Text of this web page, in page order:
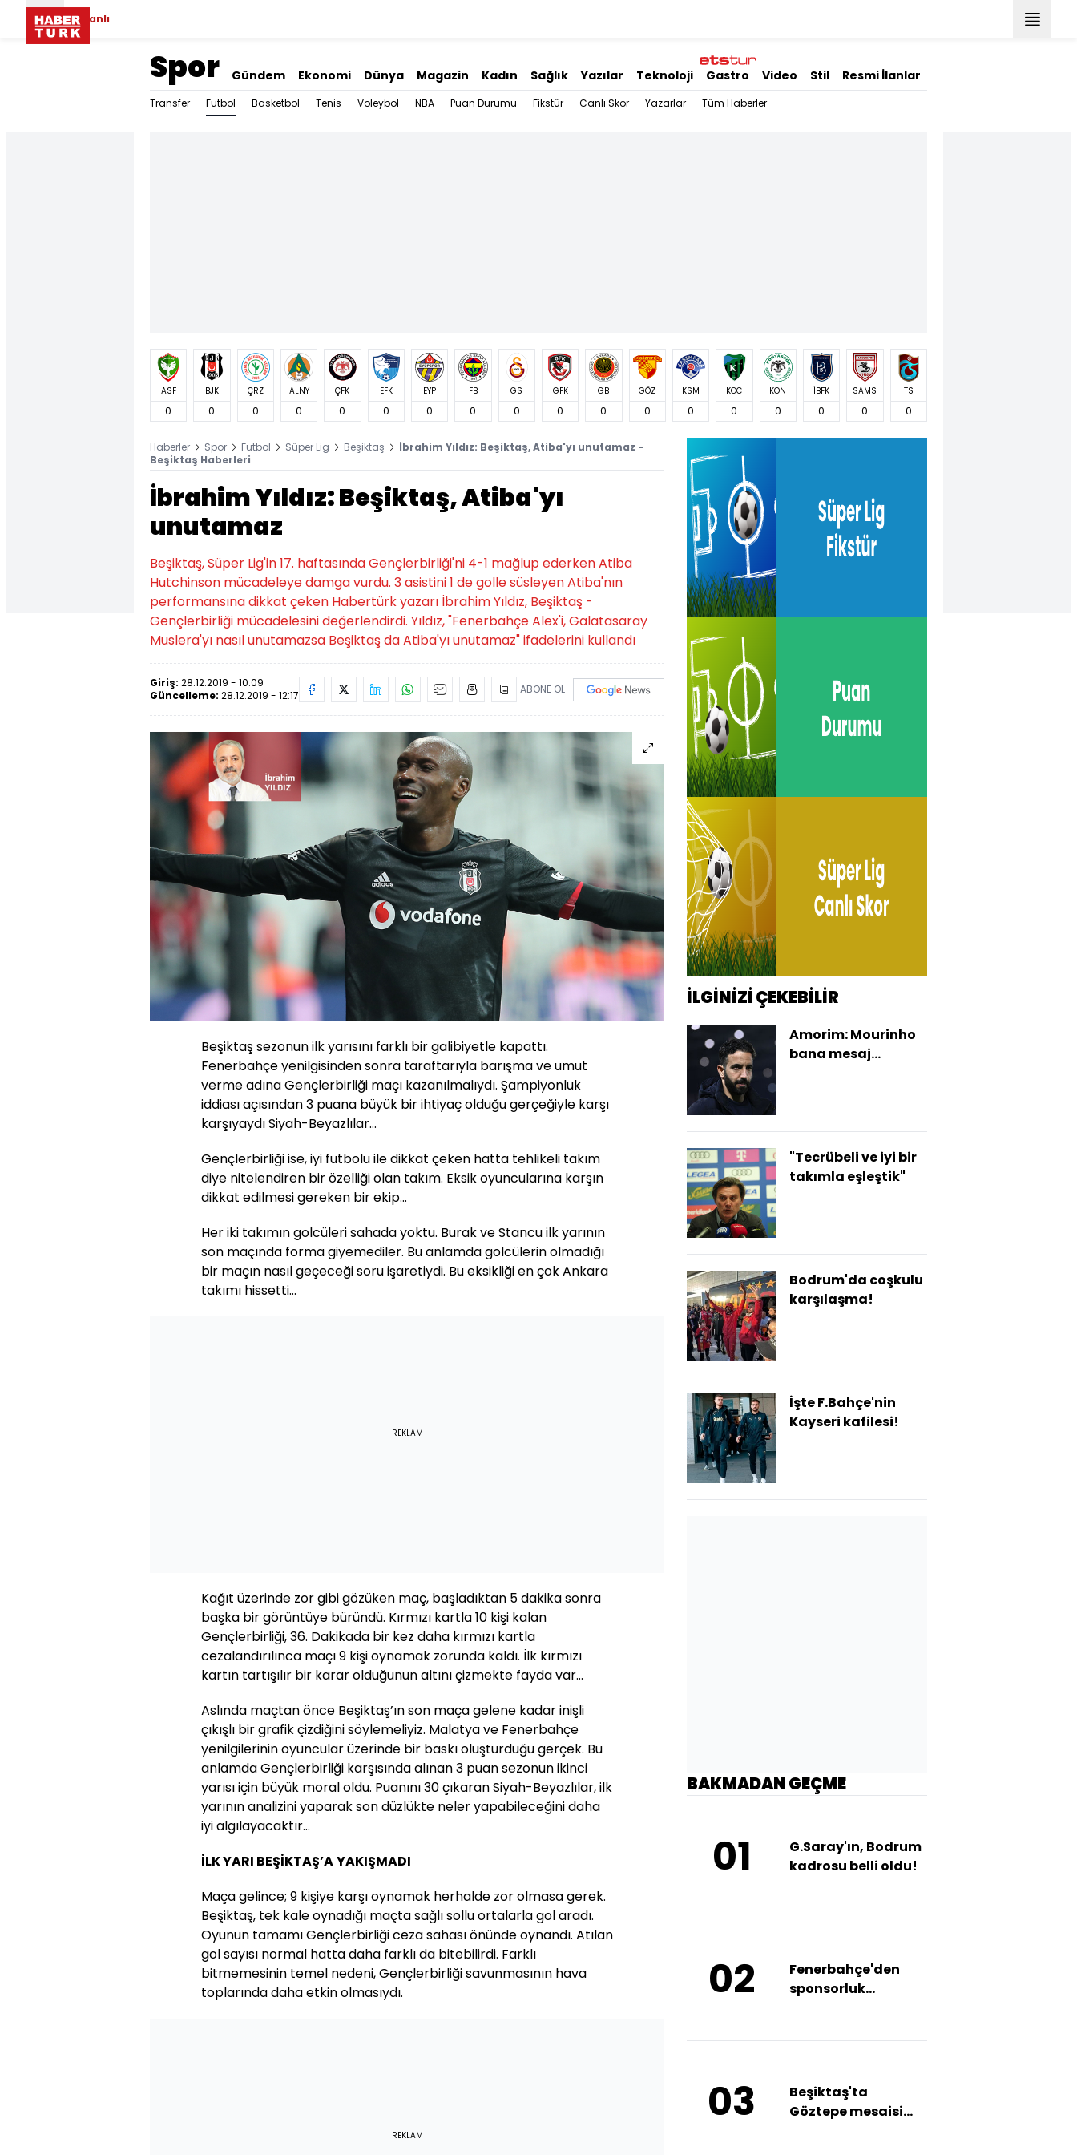
Canlı
Spor Gündem Ekonomi Dünya Magazin Kadın Sağlık Yazılar Teknoloji Gastro Video Stil Resmi İlanlar
Transfer Futbol Basketbol Tenis Voleybol NBA Puan Durumu Fikstür Canlı Skor Yazarlar Tüm Haberler
ASF
0
BJK
0
ÇRZ
0
ALNY
0
ÇFK
0
EFK
0
EYP
0
FB
0
GS
0
GFK
0
GB
0
GÖZ
0
KSM
0
KOC
0
KON
0
İBFK
0
SAMS
0
TS
0
Haberler Spor Futbol Süper Lig Beşiktaş
İbrahim Yıldız: Beşiktaş, Atiba'yı unutamaz -
Beşiktaş Haberleri
İbrahim Yıldız: Beşiktaş, Atiba'yı
unutamaz
Beşiktaş, Süper Lig'in 17. haftasında Gençlerbirliği'ni 4-1 mağlup ederken Atiba
Hutchinson mücadeleye damga vurdu. 3 asistini 1 de golle süsleyen Atiba'nın
performansına dikkat çeken Habertürk yazarı İbrahim Yıldız, Beşiktaş -
Gençlerbirliği mücadelesini değerlendirdi. Yıldız, "Fenerbahçe Alex'i, Galatasaray
Muslera'yı nasıl unutamazsa Beşiktaş da Atiba'yı unutamaz" ifadelerini kullandı
Giriş: 28.12.2019 - 10:09
Güncelleme: 28.12.2019 - 12:17 ABONE OL
Beşiktaş sezonun ilk yarısını farklı bir galibiyetle kapattı.
Fenerbahçe yenilgisinden sonra taraftarıyla barışma ve umut
verme adına Gençlerbirliği maçı kazanılmalıydı. Şampiyonluk
iddiası açısından 3 puana büyük bir ihtiyaç olduğu gerçeğiyle karşı
karşıyaydı Siyah-Beyazlılar…
Gençlerbirliği ise, iyi futbolu ile dikkat çeken hatta tehlikeli takım
diye nitelendiren bir özelliği olan takım. Eksik oyuncularına karşın
dikkat edilmesi gereken bir ekip…
Her iki takımın golcüleri sahada yoktu. Burak ve Stancu ilk yarının
son maçında forma giyemediler. Bu anlamda golcülerin olmadığı
bir maçın nasıl geçeceği soru işaretiydi. Bu eksikliği en çok Ankara
takımı hissetti…
REKLAM
Kağıt üzerinde zor gibi gözüken maç, başladıktan 5 dakika sonra
başka bir görüntüye büründü. Kırmızı kartla 10 kişi kalan
Gençlerbirliği, 36. Dakikada bir kez daha kırmızı kartla
cezalandırılınca maçı 9 kişi oynamak zorunda kaldı. İlk kırmızı
kartın tartışılır bir karar olduğunun altını çizmekte fayda var…
Aslında maçtan önce Beşiktaş’ın son maça gelene kadar inişli
çıkışlı bir grafik çizdiğini söylemeliyiz. Malatya ve Fenerbahçe
yenilgilerinin oyuncular üzerinde bir baskı oluşturduğu gerçek. Bu
anlamda Gençlerbirliği karşısında alınan 3 puan sezonun ikinci
yarısı için büyük moral oldu. Puanını 30 çıkaran Siyah-Beyazlılar, ilk
yarının analizini yaparak son düzlükte neler yapabileceğini daha
iyi algılayacaktır…
İLK YARI BEŞİKTAŞ’AYAKIŞMADI
Maça gelince; 9 kişiye karşı oynamak herhalde zor olmasa gerek.
Beşiktaş, tek kale oynadığı maçta sağlı sollu ortalarla gol aradı.
Oyunun tamamı Gençlerbirliği ceza sahası önünde oynandı. Atılan
gol sayısı normal hatta daha farklı da bitebilirdi. Farklı
bitmemesinin temel nedeni, Gençlerbirliği savunmasının hava
toplarında daha etkin olmasıydı.
REKLAM
İLGİNİZİ ÇEKEBİLİR
Amorim: Mourinho
bana mesaj
"Tecrübeli ve iyi bir
takımla eşleştik"
Bodrum'da coşkulu
karşılaşma!
İşte F.Bahçe'nin
Kayseri kafilesi!
BAKMADAN GEÇME
01
G.Saray'ın, Bodrum
kadrosu belli oldu!
02
Fenerbahçe'den
sponsorluk
03
Beşiktaş'ta
Göztepe mesaisi